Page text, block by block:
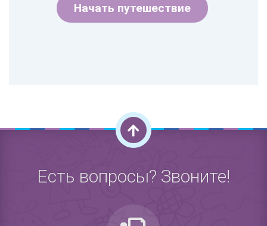
Начать путешествие
Есть вопросы? Звоните!